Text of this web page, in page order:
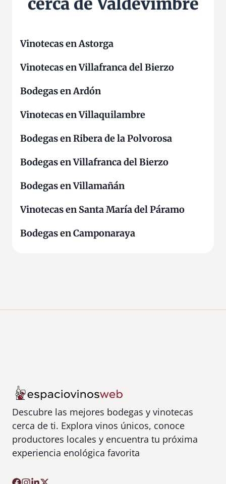
a
d
v
m
r
Vinotecas en Astorga
Vinotecas en Villafranca del Bierzo
Bodegas en Ardón
Vinotecas en Villaquilambre
Bodegas en Ribera de la Polvorosa
Bodegas en Villafranca del Bierzo
Bodegas en Villamañán
Vinotecas en Santa María del Páramo
Bodegas en Camponaraya
Descubre las mejores bodegas y vinotecas
cerca de ti. Explora vinos únicos, conoce
productores locales y encuentra tu próxima
experiencia enológica favorita